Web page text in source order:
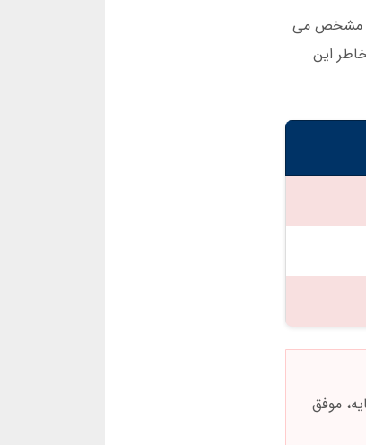
را مشخص می
این
سرمایه، موفق